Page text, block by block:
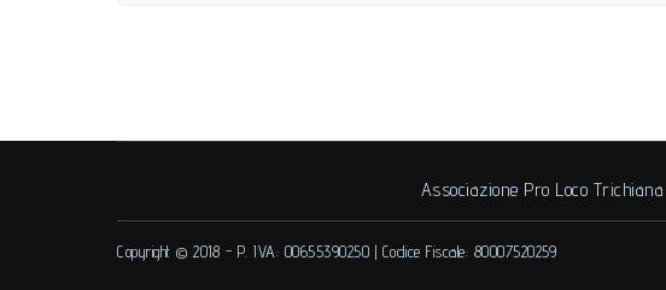
Associazione Pro Loco
Copyright © 2018 - P. IVA: 00655390250 | Codice Fiscale: 80007520259